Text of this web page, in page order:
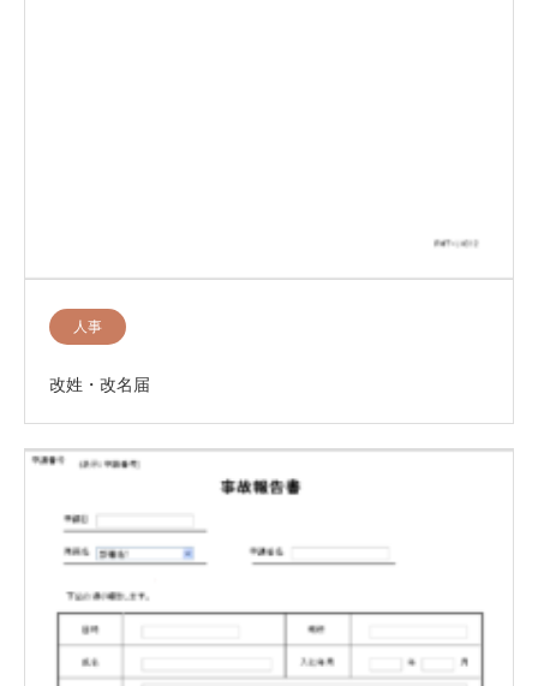
人事
改姓・改名届